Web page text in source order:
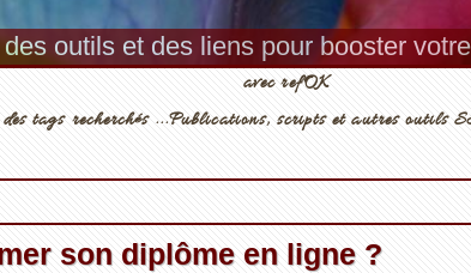
outils et des liens pour booster
avec refOK
tags recherchés ...Publications, scripts et autres outils
son diplôme en ligne ?